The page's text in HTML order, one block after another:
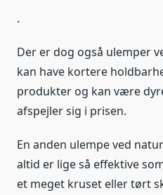
.
Der er dog også ulemper
kan have kortere
produkter og kan være
afspejler sig i prisen.
En anden ulempe ved
altid er lige så effektive
et meget kruset eller tørt